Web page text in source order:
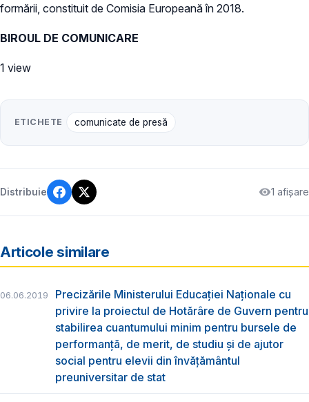
formării, constituit de Comisia Europeană în 2018.
BIROUL DE COMUNICARE
1 view
ETICHETE comunicate de presă
Distribuie 1 afișare
Articole similare
06.06.2019
Precizările Ministerului Educației Naționale cu
privire la proiectul de Hotărâre de Guvern pentru
stabilirea cuantumului minim pentru bursele de
performanță, de merit, de studiu și de ajutor
social pentru elevii din învățământul
preuniversitar de stat